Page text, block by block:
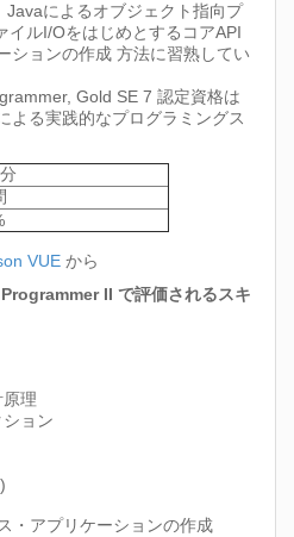
によるオブジェクト指向プ
イルI/OをはじめとするコアAPI
ションの作成 方法に習熟してい
Gold SE 7 認定資格は
よる実践的なプログラミングス
VUE から
II で評価されるスキ
理
ョン
・アプリケーションの作成